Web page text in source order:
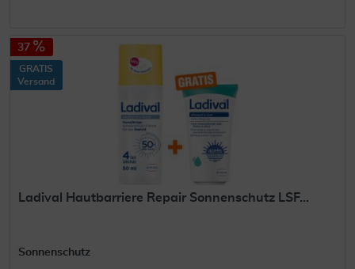
37
GRATIS
Versand
Ladival Hautbarriere Repair Sonnenschutz LSF...
Sonnenschutz